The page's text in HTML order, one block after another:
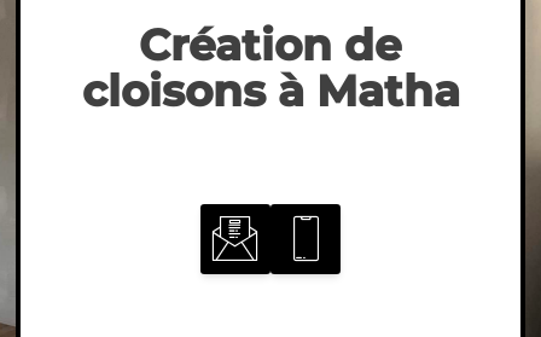
Création de
cloisons à Matha